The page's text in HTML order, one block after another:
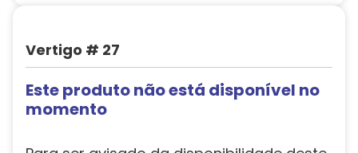
Vertigo # 27
Este produto não está disponível no
momento